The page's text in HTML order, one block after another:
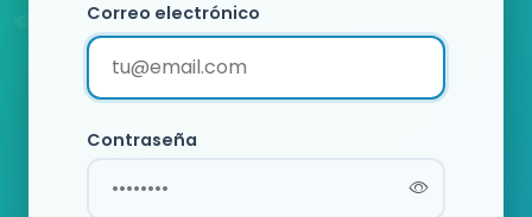
Correo electrónico
Contraseña